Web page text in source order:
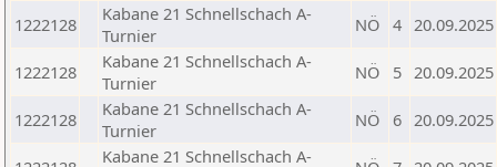
1222128
Kabane 21 Schnellschach A-
Turnier
NÖ 4 20.09.2025
1222128
Kabane 21 Schnellschach A-
Turnier
NÖ 5 20.09.2025
1222128
Kabane 21 Schnellschach A-
Turnier
NÖ 6 20.09.2025
Kabane 21 Schnellschach A-